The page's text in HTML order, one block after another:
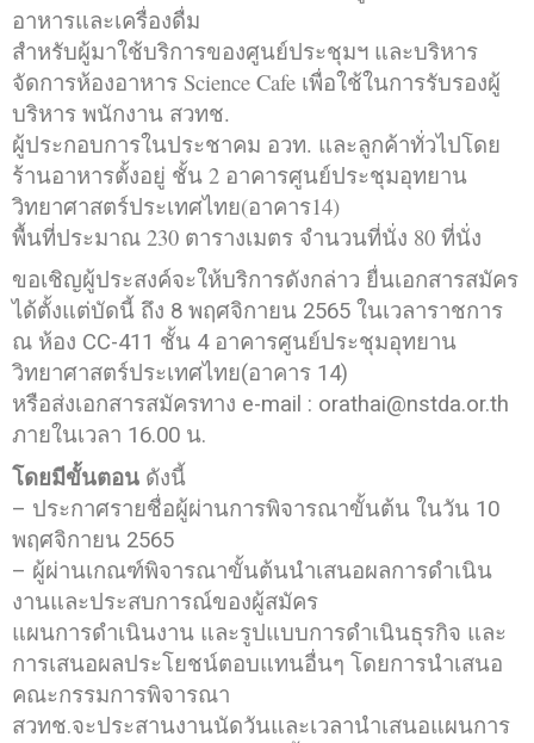
อาหารและเครื่องดื่ม
สำหรับผู้มาใช้บริการของศูนย์ประชุมฯ และบริหาร
จัดการห้องอาหาร Science Cafe เพื่อใช้ในการรับรองผู้
บริหาร พนักงาน สวทช.
ผู้ประกอบการในประชาคม อวท. และลูกค้าทั่วไปโดย
ร้านอาหารตั้งอยู่ ชั้น 2 อาคารศูนย์ประชุมอุทยาน
วิทยาศาสตร์ประเทศไทย(อาคาร14)
พื้นที่ประมาณ 230 ตารางเมตร จำนวนที่นั่ง 80 ที่นั่ง
ขอเชิญผู้ประสงค์จะให้บริการดังกล่าว ยื่นเอกสารสมัคร
ได้ตั้งแต่บัดนี้ ถึง 8 พฤศจิกายน 2565 ในเวลาราชการ
ณ ห้อง CC-411 ชั้น 4 อาคารศูนย์ประชุมอุทยาน
วิทยาศาสตร์ประเทศไทย(อาคาร 14)
หรือส่งเอกสารสมัครทาง e-mail : orathai@nstda.or.th
ภายในเวลา 16.00 น.
โดยมีขั้นตอน ดังนี้
– ประกาศรายชื่อผู้ผ่านการพิจารณาขั้นต้น ในวัน 10
พฤศจิกายน 2565
– ผู้ผ่านเกณฑ์พิจารณาขั้นต้นนำเสนอผลการดำเนิน
งานและประสบการณ์ของผู้สมัคร
แผนการดำเนินงาน และรูปแบบการดำเนินธุรกิจ และ
การเสนอผลประโยชน์ตอบแทนอื่นๆ โดยการนำเสนอ
คณะกรรมการพิจารณา
สวทช.จะประสานงานนัดวันและเวลานำเสนอแผนการ